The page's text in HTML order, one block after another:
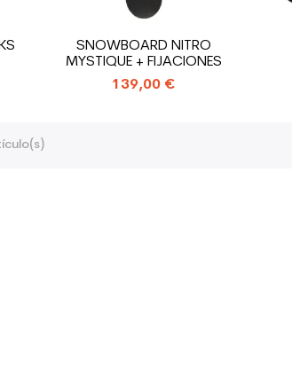
SNOWBOARD NITRO
MYSTIQUE + FIJACIONES
139,00 €